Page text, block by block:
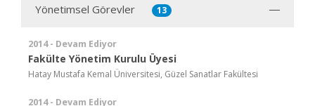
Yönetimsel Görevler 13
2014 - Devam Ediyor
Fakülte Yönetim Kurulu Üyesi
Hatay Mustafa Kemal Üniversitesi, Güzel Sanatlar Fakültesi
2014 - Devam Ediyor